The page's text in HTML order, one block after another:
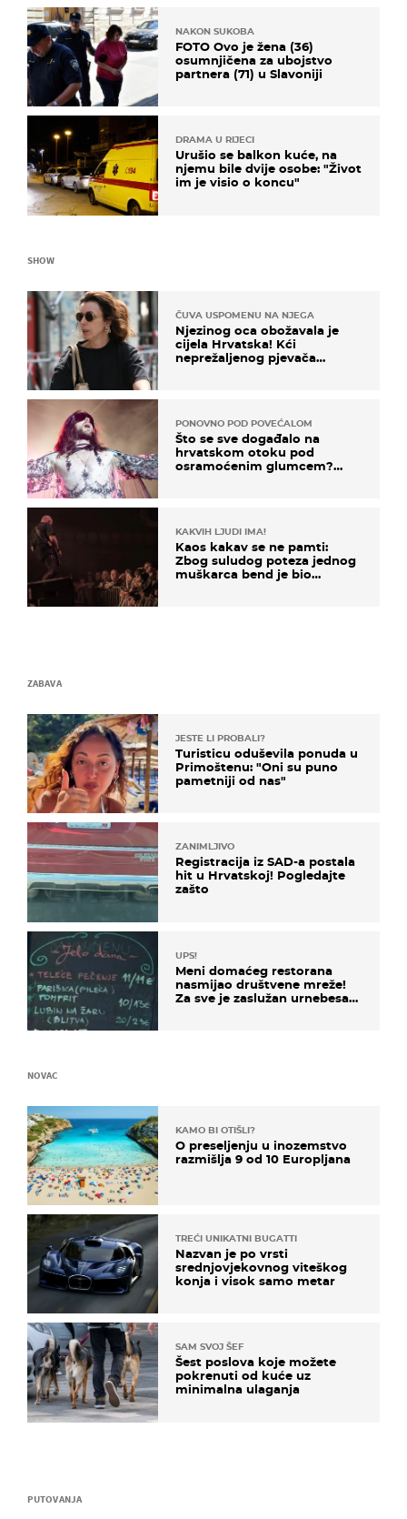
NAKON SUKOBA
FOTO Ovo je žena (36)
osumnjičena za ubojstvo
partnera (71) u Slavoniji
DRAMA U RIJECI
Urušio se balkon kuće, na
njemu bile dvije osobe: "Život
im je visio o koncu"
SHOW
ČUVA USPOMENU NA NJEGA
Njezinog oca obožavala je
cijela Hrvatska! Kći
neprežaljenog pjevača
PONOVNO POD POVEĆALOM
Što se sve događalo na
hrvatskom otoku pod
osramoćenim glumcem?
KAKVIH LJUDI IMA!
Kaos kakav se ne pamti:
Zbog suludog poteza jednog
muškarca bend je bio
ZABAVA
JESTE LI PROBALI?
Turisticu oduševila ponuda u
Primoštenu: "Oni su puno
pametniji od nas"
ZANIMLJIVO
Registracija iz SAD-a postala
hit u Hrvatskoj! Pogledajte
zašto
UPS!
Meni domaćeg restorana
nasmijao društvene mreže!
Za sve je zaslužan urnebesan
PUTOVANJA
NOVAC
KAMO BI OTIŠLI?
O preseljenju u inozemstvo
razmišlja 9 od 10 Europljana
TREĆI UNIKATNI BUGATTI
Nazvan je po vrsti
srednjovjekovnog viteškog
konja i visok samo metar
SAM SVOJ ŠEF
Šest poslova koje možete
pokrenuti od kuće uz
minimalna ulaganja